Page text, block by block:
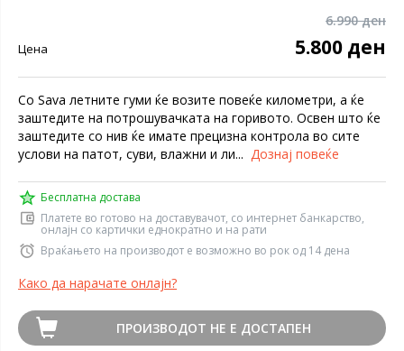
6.990 ден
Цена 5.800 ден
Со Sava летните гуми ќе возите повеќе километри, а ќе
заштедите на потрошувачката на горивото. Освен што ќе
заштедите со нив ќе имате прецизна контрола во сите
услови на патот, суви, влажни и ли... Дознај повеќе
Бесплатна достава
Платете во готово на доставувачот, со интернет банкарство,
онлајн со картички еднократно и на рати
Враќањето на производот е возможно во рок од 14 дена
Како да нарачате онлајн?
ПРОИЗВОДОТ НЕ Е ДОСТАПЕН